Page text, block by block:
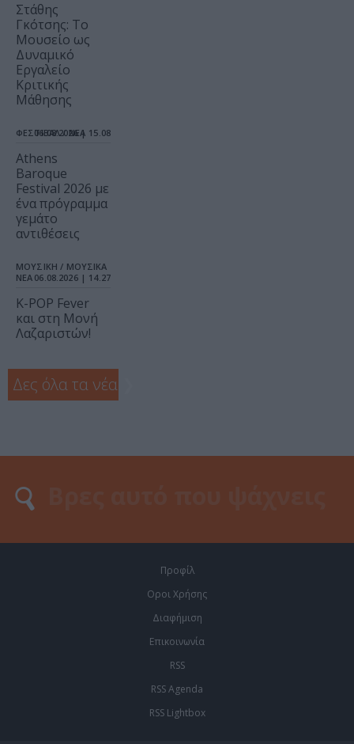
Στάθης
Γκότσης: Το
Μουσείο ως
Δυναμικό
Εργαλείο
Κριτικής
Μάθησης
ΦΕΣΤΙΒΑΛ / ΝΕΑ
06.08.2026 | 15.08
Athens
Baroque
Festival 2026 με
ένα πρόγραμμα
γεμάτο
αντιθέσεις
ΜΟΥΣΙΚΗ / ΜΟΥΣΙΚΑ
ΝΕΑ 06.08.2026 | 14.27
K-POP Fever
και στη Μονή
Λαζαριστών!
Δες όλα τα νέα
Προφίλ
Οροι Χρήσης
Διαφήμιση
Επικοινωνία
RSS
RSS Agenda
RSS Lightbox